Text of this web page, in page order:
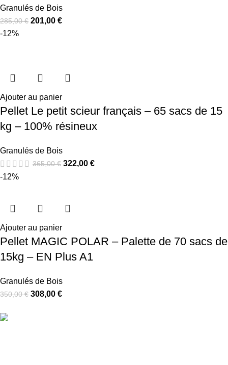
Granulés de Bois
285,00€ 201,00 €
-12%
Ajouter au panier
Pellet Le petit scieur français – 65 sacs de 15
kg – 100% résineux
Granulés de Bois
365,00€ 322,00 €
-12%
Ajouter au panier
Pellet MAGIC POLAR – Palette de 70 sacs de
15kg – EN Plus A1
Granulés de Bois
350,00€ 308,00 €